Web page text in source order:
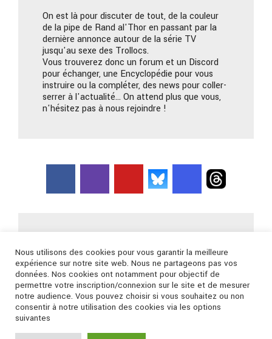
On est là pour discuter de tout, de la couleur
de la pipe de Rand al'Thor en passant par la
dernière annonce autour de la série TV
jusqu'au sexe des Trollocs.
Vous trouverez donc un forum et un Discord
pour échanger, une Encyclopédie pour vous
instruire ou la compléter, des news pour coller-
serrer à l'actualité… On attend plus que vous,
n'hésitez pas à nous rejoindre !
Connexion
Nous utilisons des cookies pour vous garantir la meilleure
expérience sur notre site web. Nous ne partageons pas vos
données. Nos cookies ont notamment pour objectif de
permettre votre inscription/connexion sur le site et de mesurer
notre audience. Vous pouvez choisir si vous souhaitez ou non
consentir à notre utilisation des cookies via les options
suivantes